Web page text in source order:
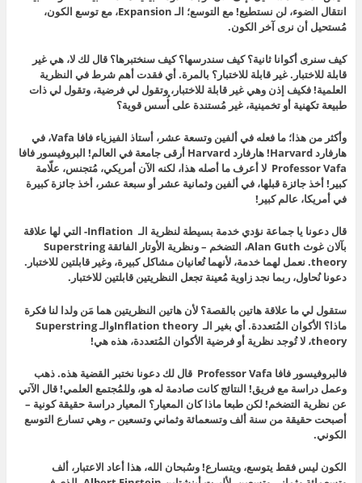
انتقال الضوء، لن نستطيع! مع التوسع؛ الـ Expansion، مع توسع الكون،
مُستحيل أن نرى آخر الكون.
كيف سنرى أكوانا ثانية؟ كيف سندرسها؟ كيف سنختبرها؟ قال لك لا، هي غير
قابلة للاختبار. غير قابلة للاختبار؟ بالمرة. أي فقدت أهم شرط في النظرية
العلمية! فكيف إذن وهي غير قابلة للاختبار، وتقول لي فرضية، وتقول لي ذات
طبيعة تكهنية أو تخمينية، غير مُستندة على أُسس قوية؟
وأكثر من هذا؛ ما فعله في ألفين وتسعة عشر، أستاذ الفيزياء فافا Vafa، في
هارفارد Harvard! هارفارد Harvard أرقى جامعة في العالم! البروفيسور فافا
Professor Vafa لا أعرف ما أصله هذا، لكنه الآن أمريكي، مُتجنس، علّامة
كبير! أخذ جائزة قبلها، في ألفين وثمانية عشر أو سبعة عشر، أخذ جائزة كبيرة
في أمريكا، عالم كبير!
قال دعونا يا جماعة نؤدي خدمة بسيطة لنظرية الـ Inflation- التي لها علاقة
بآلان غوث Alan Guth، التضخم – ونظرية الأوتار الفائقة Superstring
theory. نعمل لهما خدمة، لأنهما تُعانيان مشاكل كبيرة، وغير قابلتين للاختبار.
دعونا نُحاول، ربما نجد زاوية مُعينة تجعل النظريتين قابلتين للاختبار.
ستقول لي ما علاقة هاتين بالقصة؟ لأن هاتين النظريتين هما مَن ولدا لنا فكرة
ماذا؟ الأكوان المُتعددة. أي بغير الـ Inflation theoryوالـ Superstring
theory، لا تُوجد نظرية أو فرضية الأكوان المُتعددة، هذه هي!
فالبروفيسور فافا Professor Vafa قال لك دعونا نختبر القضية هذه. ذهب
وعمل دراسة مع فريق! النتائج كانت صادمة له هو، وللمُجتمع العلمي! قال الآتي
عن نظرية التضخم! لكن طبعا ماذا كان المعيار؟ المعيار دراسة حقيقة كونية –
أصبحت حقيقة من سنة ألف وتسعمائة وثماني وتسعين -، وهي تسارع التوسع
الكوني.
الكون ليس فقط يتوسع، ويتسارع! وسُبحان الله، هذا أعاد الاعتبار، ألف